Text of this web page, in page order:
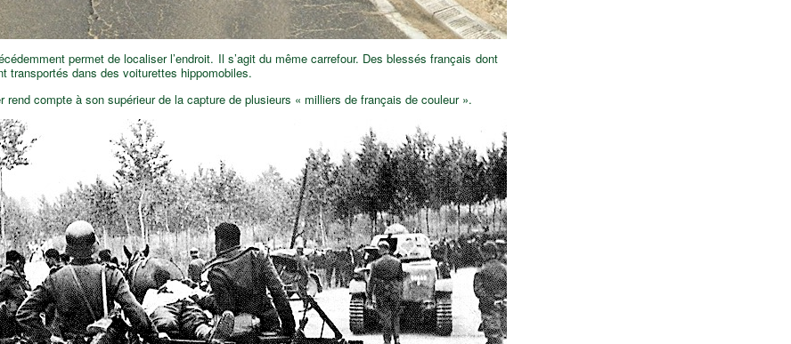
permet de localiser l’endroit. Il s’agit du même carrefour. Des blessés français dont
transportés dans des voiturettes hippomobiles.
rend compte à son supérieur de la capture de plusieurs « milliers de français de couleur ».